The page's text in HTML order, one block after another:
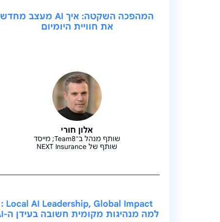
המהפכה השקטה: איך AI מעצב מחדש
את חוויית היומיום
אלון חורי
שותף מנהל ב־Team8; מייסד
שותף של NEXT Insurance
Local AI Leadership, Global Impact :
למה מנהיגות מקומית חשובה בעידן ה-AI